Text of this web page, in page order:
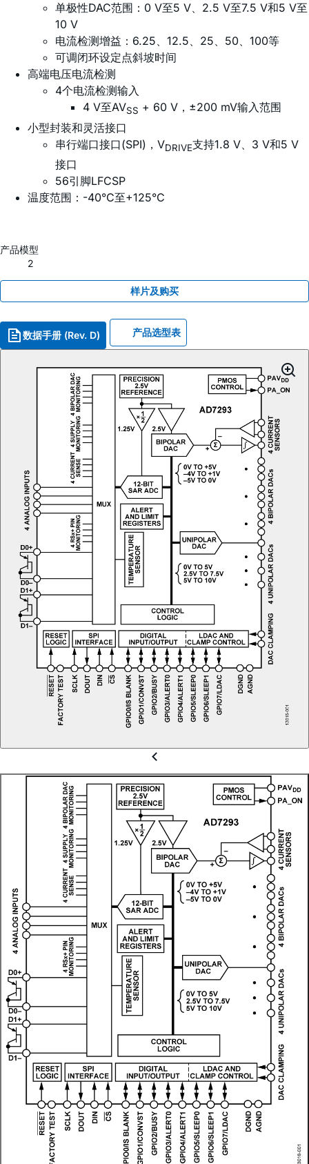
单极性DAC范围：0 V至5 V、2.5 V至7.5 V和5 V至
10 V
电流检测增益：6.25、12.5、25、50、100等
可调闭环设定点斜坡时间
高端电压电流检测
4个电流检测输入
4 V至AVSS + 60 V，±200 mV输入范围
小型封装和灵活接口
串行端口接口(SPI)，VDRIVE支持1.8 V、3 V和5 V
接口
56引脚LFCSP
温度范围：-40°C至+125°C
产品模型
2
样片及购买
数据手册 (Rev. D) 产品选型表